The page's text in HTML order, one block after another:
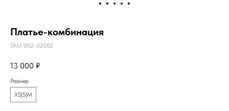
Платье-комбинация
SKU: 002-02002
13 000 ₽
Размер
XS|S|M